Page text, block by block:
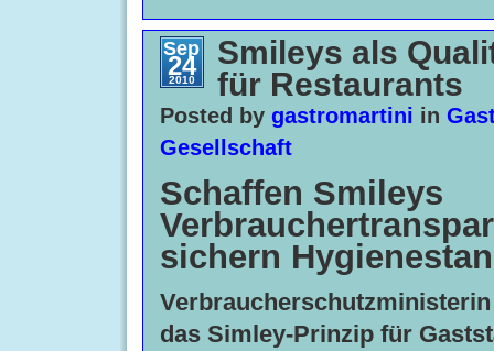
Sep
24
2010
Smileys als
für Restaurants
Posted by gastromartini in
Gesellschaft
Schaffen Smileys
sichern
das Simley-Prinzip für